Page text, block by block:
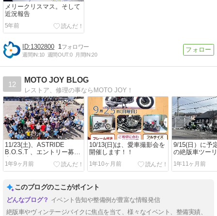
メリークリスマス。そして
近況報告
5年前
1302800 1
週間IN:10 週間OUT:0 月間IN:20
12
MOTO JOY BLOG
レストア、修理の事ならMOTO JOY！
11/23(土)、ASTRIDE
B.O.S.T 、エントリー募集
中！！
1年9ヶ月前
10/13(日)は、愛車撮影会を
開催します！！
1年10ヶ月前
9/15(日）に予
の絶版車ツー
になります。
1年11ヶ月前
このブログのここがポイント
イベント告知や整備例が豊富な情報発信
絶版車やヴィンテージバイクに焦点を当て、様々なイベント、整備実績、